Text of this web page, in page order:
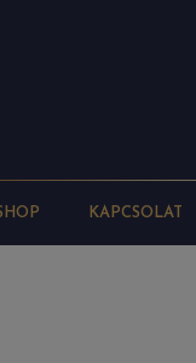
KAPCSOLAT